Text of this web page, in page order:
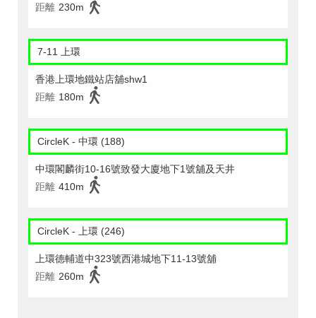
距離 230m
7-11 上環
香港上環地鐵站店舖shw1
距離 180m
CircleK - 中環 (188)
中環閣麟街10-16號致發大廈地下1號舖及天井
距離 410m
CircleK - 上環 (246)
上環德輔道中323號西港城地下11-13號舖
距離 260m